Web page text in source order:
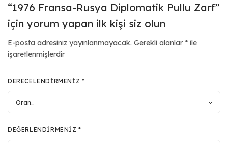
“1976 Fransa-Rusya Diplomatik Pullu Zarf”
için yorum yapan ilk kişi siz olun
E-posta adresiniz yayınlanmayacak. Gerekli alanlar * ile
işaretlenmişlerdir
DERECELENDIRMENIZ *
DEĞERLENDIRMENIZ*